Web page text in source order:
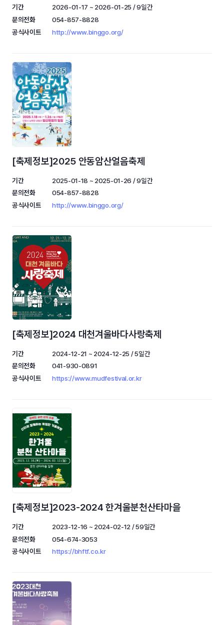
기간
2026-01-17 ~ 2026-01-25 / 9일간
문의전화
054-857-8828
공식사이트
http://www.binggo.org/
[축제정보]2025 안동암산얼음축제
기간
2025-01-18 ~ 2025-01-26 / 9일간
문의전화
054-857-8828
공식사이트
http://www.binggo.org/
[축제정보]2024 대천겨울바다사랑축제
기간
2024-12-21 ~ 2024-12-25 / 5일간
문의전화
041-930-0891
공식사이트
https://www.mudfestival.or.kr
[축제정보]2023-2024 한겨울분천산타마을
기간
2023-12-16 ~ 2024-02-12 / 59일간
문의전화
054-674-3053
공식사이트
https://bhftf.co.kr